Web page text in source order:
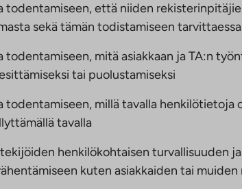
todentamiseen, että niiden
sekä tämän todistamiseen
todentamiseen, mitä asiakkaan ja TA:n
tai puolustamiseksi
todentamiseen, millä tavalla
tavalla
henkilökohtaisen turvallisuuden
kuten asiakkaiden tai